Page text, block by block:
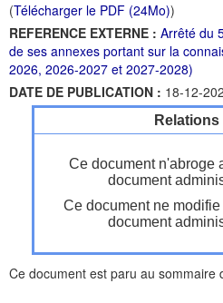
(Télécharger le PDF (24Mo))
REFERENCE EXTERNE : Arrêté du
de ses annexes portant sur la
2026, 2026-2027 et 2027-2028)
DATE DE PUBLICATION : 18-12-
Ce document n'abroge
document
Ce document ne
document
Ce document est paru au sommaire